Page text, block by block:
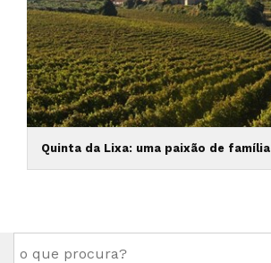
Quinta da Lixa: uma paixão de família